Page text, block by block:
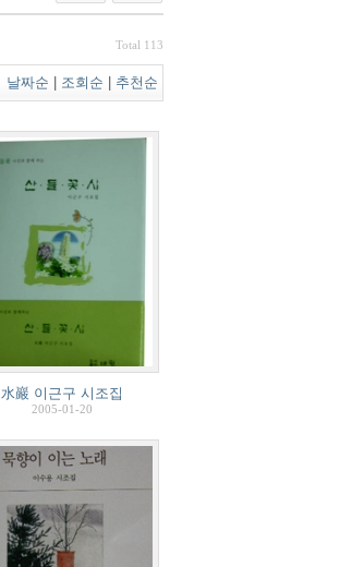
Total 113
날짜순 조회순 추천순
水巖 이근구 시조집
2005-01-20